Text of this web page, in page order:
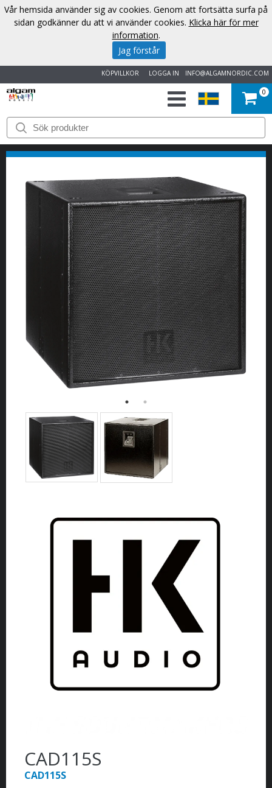
INFO@ALGAMNORDIC.COM
LOGGA IN
KÖPVILLKOR
START
VARUMÄRKEN
NYHETER
OM
OSS
KONTAKT
0
CAD115S
CAD115S
Vår hemsida använder sig av cookies. Genom att fortsätta surfa på
sidan godkänner du att vi använder cookies. Klicka här för mer
information.
Jag förstår